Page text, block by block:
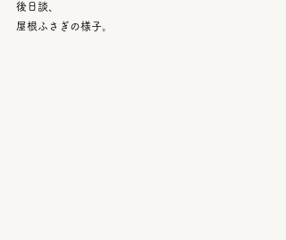
後日談、
屋根ふさぎの様子。